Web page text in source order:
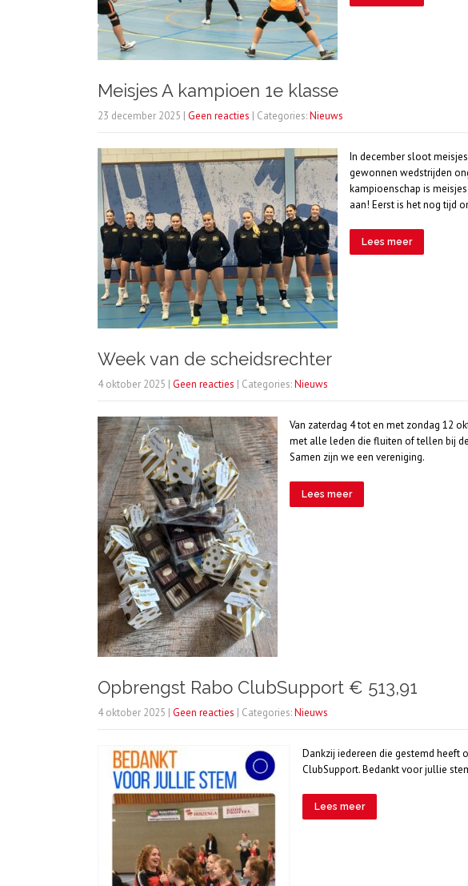
Meisjes A kampioen 1e klasse
23 december 2025 | Geen reacties | Categories:Nieuws
In december sloot
gewonnen wedstrijden
kampioenschap is
aan! Eerst is het nog tijd
Lees meer
Week van de scheidsrechter
4 oktober 2025 | Geen reacties | Categories:Nieuws
Van zaterdag 4 tot en met zondag 12
met alle leden die fluiten of tellen bij
Samen zijn we een vereniging.
Lees meer
Opbrengst Rabo ClubSupport € 513,91
4 oktober 2025 | Geen reacties | Categories:Nieuws
Dankzij iedereen die gestemd heeft
ClubSupport. Bedankt voor jullie
Lees meer